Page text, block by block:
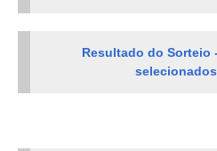
Resultado do
selecionados